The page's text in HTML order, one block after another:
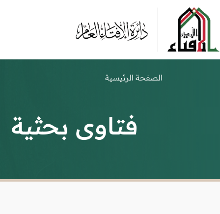
الصفحة الرئيسية
فتاوى بحثية